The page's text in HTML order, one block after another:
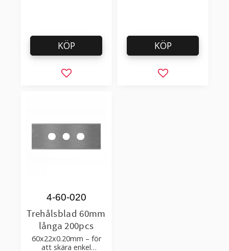
Lägg till i favoriter
KÖP
Lägg till i
KÖP
Trehålsblad 60mm
långa 200pcs
60x22x0.20mm – för
att skära enkel
4-60-020